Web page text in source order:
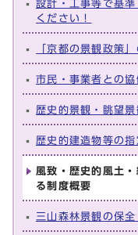
設計・工事等で基
ください！
「京都の景観政策
市民・事業者との
歴史的景観・眺望
歴史的建造物等の
風致・歴史的風土
る制度概要
三山森林景観の保全